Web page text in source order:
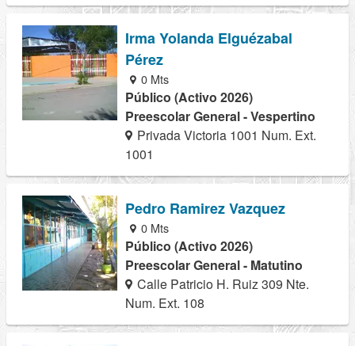
Irma Yolanda Elguézabal
Pérez
0 Mts
Público (Activo 2026)
Preescolar General - Vespertino
Privada Victoria 1001 Num. Ext.
1001
Pedro Ramirez Vazquez
0 Mts
Público (Activo 2026)
Preescolar General - Matutino
Calle Patricio H. Ruiz 309 Nte.
Num. Ext. 108